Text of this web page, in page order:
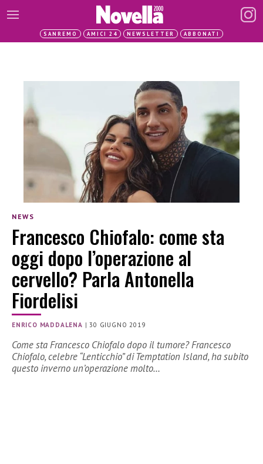
SANREMO AMICI 24 NEWSLETTER ABBONATI
NEWS
Francesco Chiofalo: come sta
oggi dopo l’operazione al
cervello? Parla Antonella
Fiordelisi
ENRICO MADDALENA |30 GIUGNO 2019
Come sta Francesco Chiofalo dopo il tumore? Francesco
Chiofalo, celebre “Lenticchio” di Temptation Island, ha subito
questo inverno un’operazione molto…